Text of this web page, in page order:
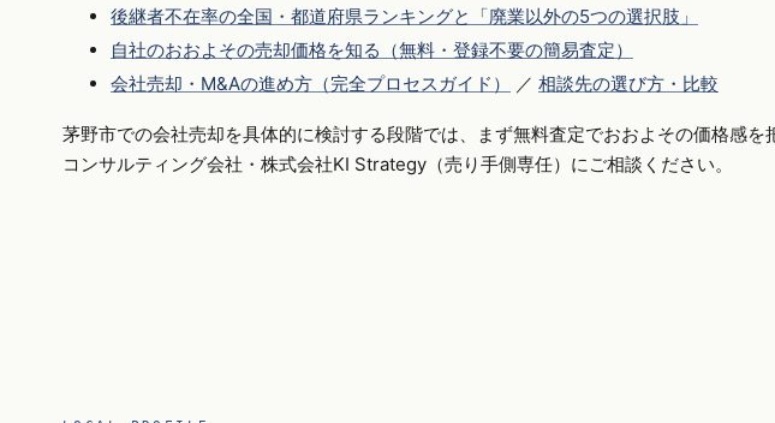
後継者不在率の全国・都道府県ランキングと「廃業以外の5つの選択肢」
自社のおおよその売却価格を知る（無料・登録不要の簡易査定）
会社売却・M&Aの進め方（完全プロセスガイド）
／ 相談先の選び方・比較
茅野市での会社売却を具体的に検討する段階では、まず無料査定でおおよその価格感
コンサルティング会社・株式会社KI Strategy（売り手側専任）にご相談ください。